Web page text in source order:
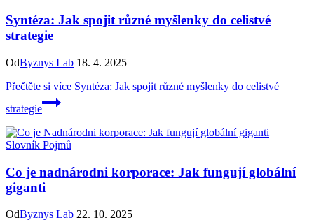
Syntéza: Jak spojit různé myšlenky do celistvé
strategie
OdByznys Lab 18. 4. 2025
Přečtěte si více Syntéza: Jak spojit různé myšlenky do celistvé
strategie
Slovník Pojmů
Co je nadnárodni korporace: Jak fungují globální
giganti
OdByznys Lab 22. 10. 2025